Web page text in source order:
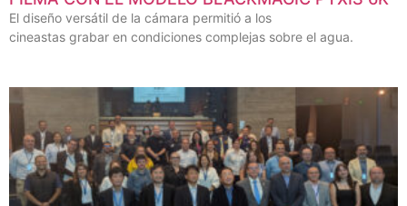
El diseño versátil de la cámara permitió a los
cineastas grabar en condiciones complejas sobre el agua.